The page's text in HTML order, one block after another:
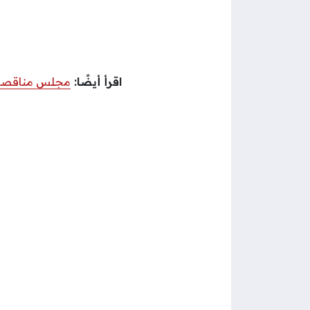
اقرأ أيضًا: مجلس